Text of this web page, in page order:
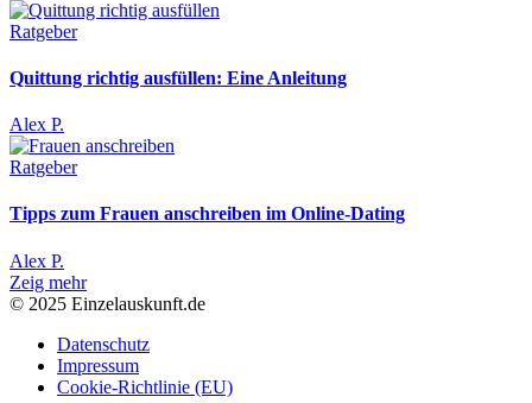
Ratgeber
Quittung richtig ausfüllen: Eine Anleitung
Alex P.
Ratgeber
Tipps zum Frauen anschreiben im Online-Dating
Alex P.
Zeig mehr
© 2025 Einzelauskunft.de
Datenschutz
Impressum
Cookie-Richtlinie (EU)